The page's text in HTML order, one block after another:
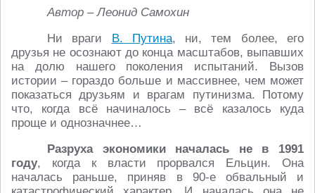
Автор – Леонид Самохин
Ни враги В. Путина, ни, тем более, его
друзья не осознают до конца масштабов, выпавших
на долю нашего поколения испытаний. Вызов
истории – гораздо больше и массивнее, чем может
показаться друзьям и врагам путинизма. Потому
что, когда всё начиналось – всё казалось куда
проще и однозначнее…
Разруха экономики началась не в 1991
году, когда к власти прорвался Ельцин. Она
началась раньше, приняв в 90-е обвальный и